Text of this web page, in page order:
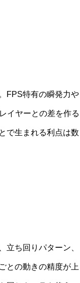
FPS特有の瞬発力や
イヤーとの差を作る
で生まれる利点は数
立ち回りパターン、
との動きの精度が上